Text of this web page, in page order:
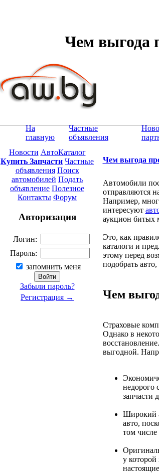
Чем выгода
На
главную
Частные
объявления
Новости АвтоКаталог
Купить Запчасти Частные
объявления Поиск
автомобилей Подать
объявление Полезное
Контакты Форум
Авторизация
Логин:
Пароль:
запомнить меня
Забыли пароль?
Регистрация →
Чем выгода
Автомобили
отправляются
Например,
интересуют
аукцион битых
Это, как
каталоги и
этому перед
подобрать
Чем
Страховые
Однако в
выгодной.
недорого
запчасти
Широкий
авто,
том
у